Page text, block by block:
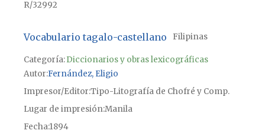
R/32992
Vocabulario tagalo-castellano Filipinas
Categoría:Diccionarios y obras lexicográficas
Autor Fernández, Eligio
Impresor/Editor Tipo-Litografía de Chofré y Comp.
Lugar de impresiónManila
Fecha1894